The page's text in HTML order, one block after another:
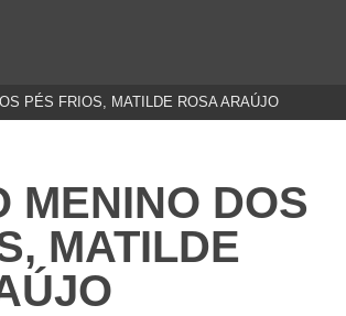
PÉS FRIOS, MATILDE ROSA ARAÚJO
MENINO DOS
MATILDE